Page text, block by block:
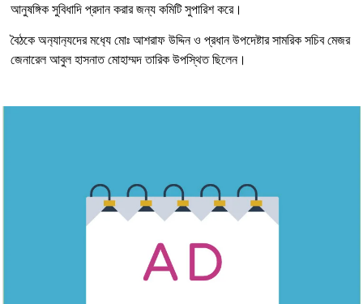
আনুষঙ্গিক সুবিধাদি প্রদান করার জন্য কমিটি সুপারিশ করে।
বৈঠকে অন‍্যান‍্যদের মধ‍্যে মোঃ আশরাফ উদ্দিন ও প্রধান উপদেষ্টার সামরিক সচিব মেজর
জেনারেল আবুল হাসনাত মোহাম্মদ তারিক উপস্থিত ছিলেন।